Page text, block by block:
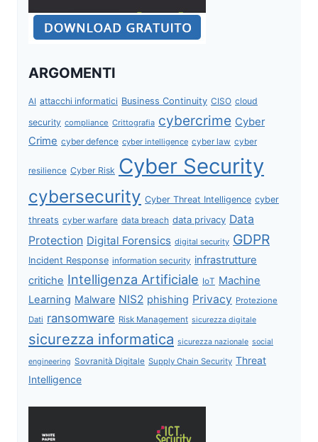
ARGOMENTI
AI attacchi informatici Business Continuity CISO cloud
security compliance Crittografia cybercrime Cyber
Crime cyber defence cyber intelligence cyber law cyber
resilience Cyber Risk Cyber Security
cybersecurity Cyber Threat Intelligence cyber
threats cyber warfare data breach data privacy Data
Protection Digital Forensics digital security GDPR
Incident Response information security infrastrutture
critiche Intelligenza Artificiale IoT Machine
Learning Malware NIS2 phishing Privacy Protezione
Dati ransomware Risk Management sicurezza digitale
sicurezza informatica sicurezza nazionale social
engineering Sovranità Digitale Supply Chain Security Threat
Intelligence